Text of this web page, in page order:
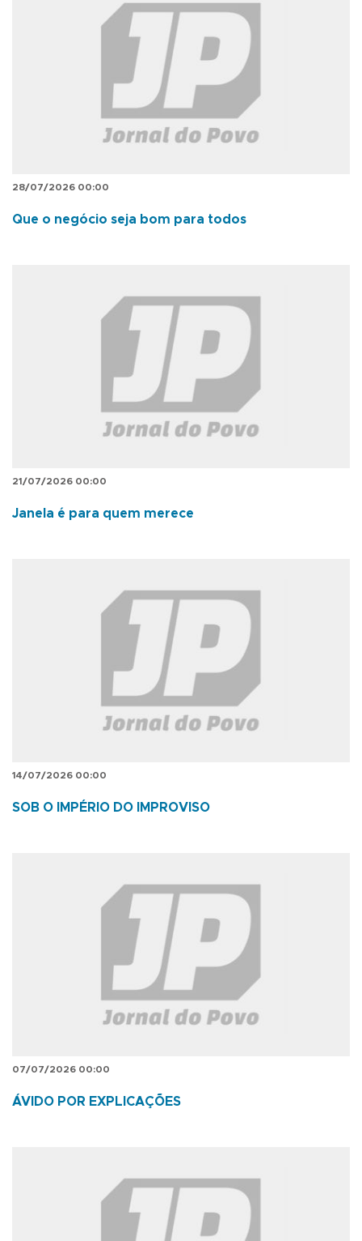
28/07/2026 00:00
Que o negócio seja bom para todos
21/07/2026 00:00
Janela é para quem merece
14/07/2026 00:00
SOB O IMPÉRIO DO IMPROVISO
07/07/2026 00:00
ÁVIDO POR EXPLICAÇÕES